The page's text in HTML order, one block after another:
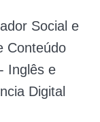
Social e
Conteúdo
Inglês e
Digital